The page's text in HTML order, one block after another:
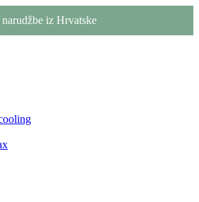
iz Hrvatske